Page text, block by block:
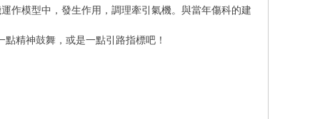
作模型中，發生作用，調理牽引氣機。與當年傷科的建
精神鼓舞，或是一點引路指標吧！